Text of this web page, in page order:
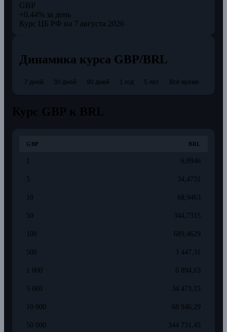
GBP
+0.44% за день
Курс ЦБ РФ на 7 августа 2026
Динамика курса GBP/BRL
7 дней 30 дней 90 дней 1 год 5 лет Всё время
GBP BRL
1 6,8946
5 34,4731
10 68,9463
50 344,7315
100 689,4629
500 3 447,31
1 000 6 894,63
5 000 34 473,15
10 000 68 946,29
50 000 344 731,45